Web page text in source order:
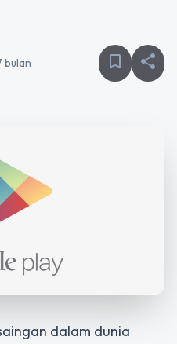
bulan bookmark_border share
dalam dunia